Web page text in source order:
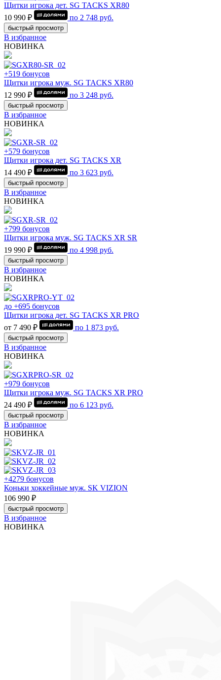
Щитки игрока дет. SG TACKS XR80
10 990 ₽
по 2 748 руб.
быстрый просмотр
В избранное
НОВИНКА
+519 бонусов
Щитки игрока муж. SG TACKS XR80
12 990 ₽
по 3 248 руб.
быстрый просмотр
В избранное
НОВИНКА
+579 бонусов
Щитки игрока дет. SG TACKS XR
14 490 ₽
по 3 623 руб.
быстрый просмотр
В избранное
НОВИНКА
+799 бонусов
Щитки игрока муж. SG TACKS XR SR
19 990 ₽
по 4 998 руб.
быстрый просмотр
В избранное
НОВИНКА
до +695 бонусов
Щитки игрока дет. SG TACKS XR PRO
от 7 490 ₽
по 1 873 руб.
быстрый просмотр
В избранное
НОВИНКА
+979 бонусов
Щитки игрока муж. SG TACKS XR PRO
24 490 ₽
по 6 123 руб.
быстрый просмотр
В избранное
НОВИНКА
+4279 бонусов
Коньки хоккейные муж. SK VIZION
106 990 ₽
быстрый просмотр
В избранное
НОВИНКА